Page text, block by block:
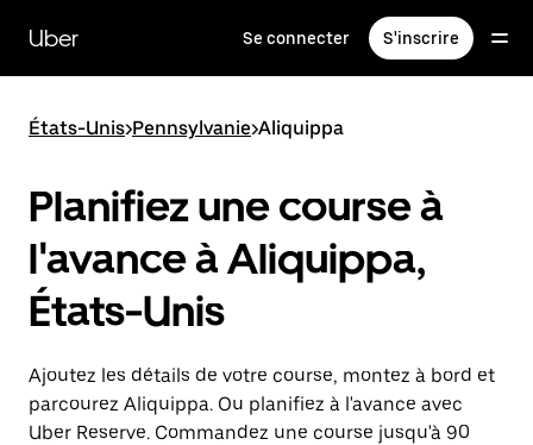
contenu
principal
Uber Se connecter S'inscrire
États-Unis>Pennsylvanie>Aliquippa
Planifiez une course à
l'avance à Aliquippa,
États-Unis
Ajoutez les détails de votre course, montez à bord et
parcourez Aliquippa. Ou planifiez à l'avance avec
Uber Reserve. Commandez une course jusqu'à 90